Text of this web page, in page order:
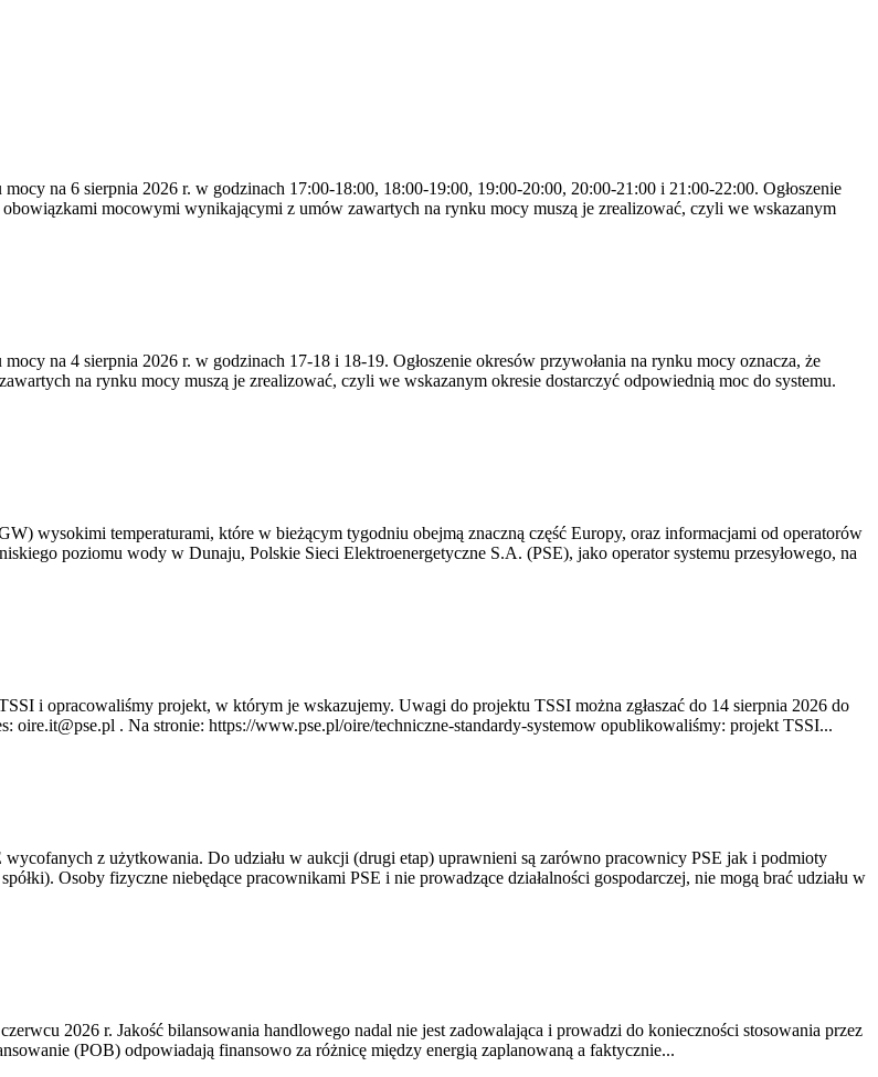
na 6 sierpnia 2026 r. w godzinach 17:00-18:00, 18:00-19:00, 19:00-20:00, 20:00-21:00 i 21:00-22:00. Ogłoszenie
mocowymi wynikającymi z umów zawartych na rynku mocy muszą je zrealizować, czyli we wskazanym
na 4 sierpnia 2026 r. w godzinach 17-18 i 18-19. Ogłoszenie okresów przywołania na rynku mocy oznacza, że
na rynku mocy muszą je zrealizować, czyli we wskazanym okresie dostarczyć odpowiednią moc do systemu.
wysokimi temperaturami, które w bieżącym tygodniu obejmą znaczną część Europy, oraz informacjami od operatorów
poziomu wody w Dunaju, Polskie Sieci Elektroenergetyczne S.A. (PSE), jako operator systemu przesyłowego, na
i opracowaliśmy projekt, w którym je wskazujemy. Uwagi do projektu TSSI można zgłaszać do 14 sierpnia 2026 do
oire.it@pse.pl . Na stronie: https://www.pse.pl/oire/techniczne-standardy-systemow opublikowaliśmy: projekt TSSI...
z użytkowania. Do udziału w aukcji (drugi etap) uprawnieni są zarówno pracownicy PSE jak i podmioty
Osoby fizyczne niebędące pracownikami PSE i nie prowadzące działalności gospodarczej, nie mogą brać udziału w
2026 r. Jakość bilansowania handlowego nadal nie jest zadowalająca i prowadzi do konieczności stosowania przez
(POB) odpowiadają finansowo za różnicę między energią zaplanowaną a faktycznie...